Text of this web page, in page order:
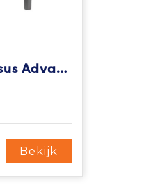
Prixton Pegasus Advanced 1080p GPS-drone
Bekijk